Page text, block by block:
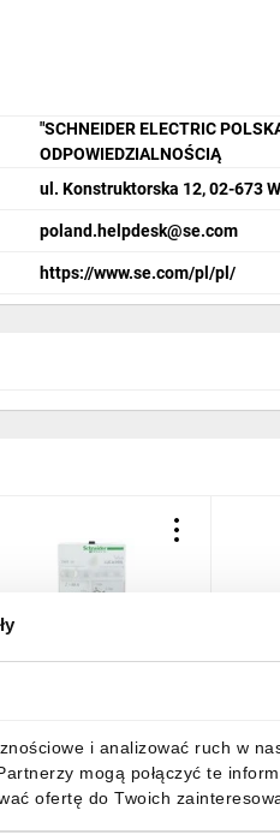
i analizować ruch w
mogą połączyć te
ofertę do Twoich
"SCHNEIDER ELECTRIC
ODPOWIEDZIALNOŚCIĄ
ul. Konstruktorska 12, 02-673
poland.helpdesk@se.com
https://www.se.com/pl/pl/
złbrutto
LUB32